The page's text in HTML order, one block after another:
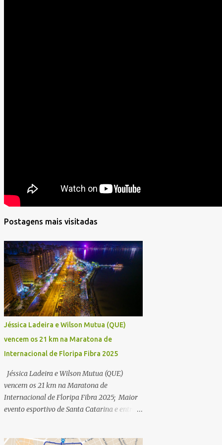
Postagens mais visitadas
Jéssica Ladeira e Wilson Mutua (QUE)
vencem os 21 km na Maratona de
Internacional de Floripa Fibra 2025
Jéssica Ladeira e Wilson Mutua (QUE)
vencem os 21 km na Maratona de
Internacional de Floripa Fibra 2025; Maior
evento esportivo de Santa Catarina e entre